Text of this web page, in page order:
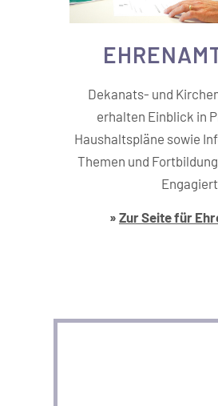
Dekanats- und
erhalten Einblick in
Haushaltspläne sowie
Themen und
» Zur Seite für